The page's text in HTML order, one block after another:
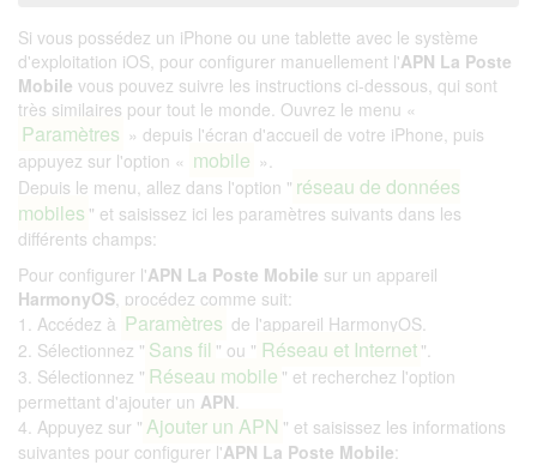
Si vous possédez un iPhone ou une tablette avec le système
d'exploitation iOS, pour configurer manuellement l'APN La Poste
Mobile vous pouvez suivre les instructions ci-dessous, qui sont
très similaires pour tout le monde. Ouvrez le menu «
Paramètres » depuis l'écran d'accueil de votre iPhone, puis
appuyez sur l'option « mobile ».
Depuis le menu, allez dans l'option " réseau de données
mobiles " et saisissez ici les paramètres suivants dans les
différents champs:
Pour configurer l'APN La Poste Mobile sur un appareil
HarmonyOS, procédez comme suit:
1. Accédez à Paramètres de l'appareil HarmonyOS.
2. Sélectionnez " Sans fil " ou " Réseau et Internet ".
3. Sélectionnez " Réseau mobile " et recherchez l'option
permettant d'ajouter un APN.
4. Appuyez sur " Ajouter un APN " et saisissez les informations
suivantes pour configurer l'APN La Poste Mobile: